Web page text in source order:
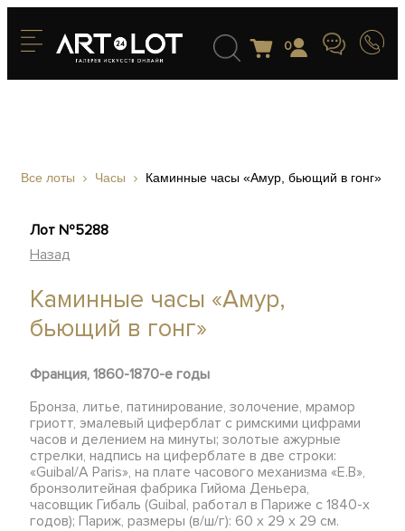
0
Все лоты Часы Каминные часы «Амур, бьющий в гонг»
Лот №5288
Назад
Каминные часы «Амур,
бьющий в гонг»
Франция, 1860-1870-е годы
Бронза, литье, патинирование, золочение, мрамор
гриотт, эмалевый циферблат с римскими цифрами
часов и делением на минуты; золотые ажурные
стрелки, надпись на циферблате в две строки:
«Guibal/A Paris», на плате часового механизма «Е.В»,
бронзолитейная фабрика Гийома Деньера,
часовщик Гибаль (Guibal, работал в Париже с 1840-х
годов); Париж, размеры (в/ш/г): 60 х 29 х 29 см.